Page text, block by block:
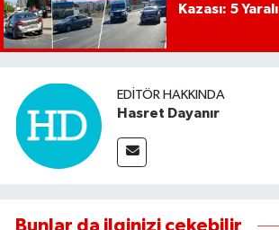
Kazası: 5 Yaralı
EDITÖR HAKKINDA
Hasret Dayanır
Bunlar da ilginizi çekebilir